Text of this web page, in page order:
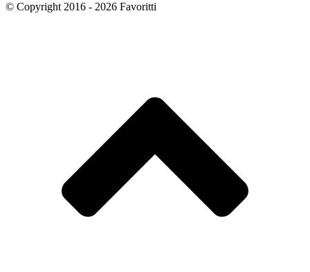
© Copyright 2016 - 2026 Favoritti